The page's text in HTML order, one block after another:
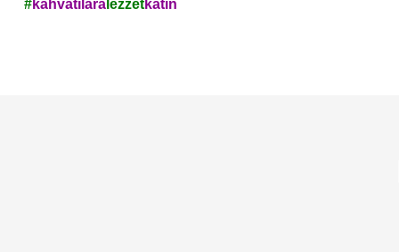
#kahvatılara lezzetkatın